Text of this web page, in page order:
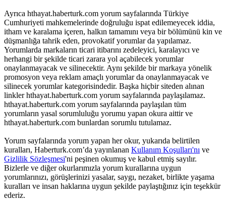
Ayrıca hthayat.haberturk.com yorum sayfalarında Türkiye
Cumhuriyeti mahkemelerinde doğruluğu ispat edilemeyecek iddia,
itham ve karalama içeren, halkın tamamını veya bir bölümünü kin ve
düşmanlığa tahrik eden, provokatif yorumlar da yapılamaz.
Yorumlarda markaların ticari itibarını zedeleyici, karalayıcı ve
herhangi bir şekilde ticari zarara yol açabilecek yorumlar
onaylanmayacak ve silinecektir. Aynı şekilde bir markaya yönelik
promosyon veya reklam amaçlı yorumlar da onaylanmayacak ve
silinecek yorumlar kategorisindedir. Başka hiçbir siteden alınan
linkler hthayat.haberturk.com yorum sayfalarında paylaşılamaz.
hthayat.haberturk.com yorum sayfalarında paylaşılan tüm
yorumların yasal sorumluluğu yorumu yapan okura aittir ve
hthayat.haberturk.com bunlardan sorumlu tutulamaz.
Yorum sayfalarında yorum yapan her okur, yukarıda belirtilen
kuralları, Haberturk.com’da yayınlanan Kullanım Koşulları'nı ve
Gizlilik Sözleşmesi'ni peşinen okumuş ve kabul etmiş sayılır.
Bizlerle ve diğer okurlarımızla yorum kurallarına uygun
yorumlarınızı, görüşlerinizi yasalar, saygı, nezaket, birlikte yaşama
kuralları ve insan haklarına uygun şekilde paylaştığınız için teşekkür
ederiz.